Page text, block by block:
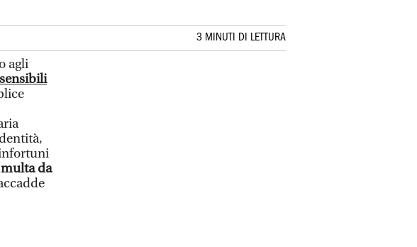
3 MINUTI DI LETTURA
agli
multa da